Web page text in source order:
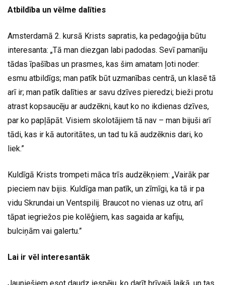
Atbildība un vēlme dalīties
Amsterdamā 2. kursā Krists sapratis, ka pedagoģija būtu
interesanta: „Tā man diezgan labi padodas. Sevī pamanīju
tādas īpašības un prasmes, kas šim amatam ļoti noder:
esmu atbildīgs; man patīk būt uzmanības centrā, un klasē tā
arī ir; man patīk dalīties ar savu dzīves pieredzi; bieži protu
atrast kopsaucēju ar audzēkni, kaut ko no ikdienas dzīves,
par ko papļāpāt. Visiem skolotājiem tā nav – man bijuši arī
tādi, kas ir kā autoritātes, un tad tu kā audzēknis dari, ko
liek.”
Kuldīgā Krists trompeti māca trīs audzēkņiem: „Vairāk par
pieciem nav bijis. Kuldīga man patīk, un zīmīgi, ka tā ir pa
vidu Skrundai un Ventspilij. Braucot no vienas uz otru, arī
tāpat iegriežos pie kolēģiem, kas sagaida ar kafiju,
bulciņām vai galertu.”
Lai ir vēl interesantāk